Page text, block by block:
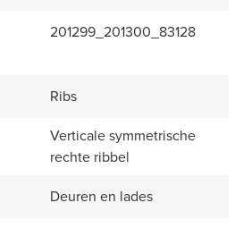
201299_201300_83128
Ribs
Verticale symmetrische
rechte ribbel
Deuren en lades